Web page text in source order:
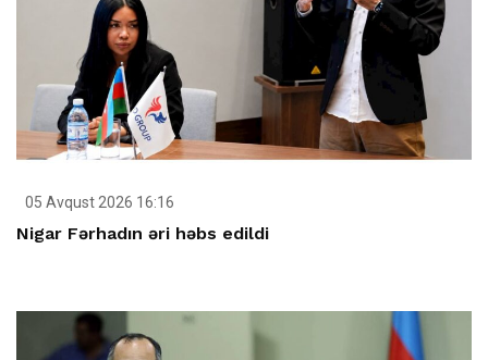
05 Avqust 2026 16:16
Nigar Fərhadın əri həbs edildi